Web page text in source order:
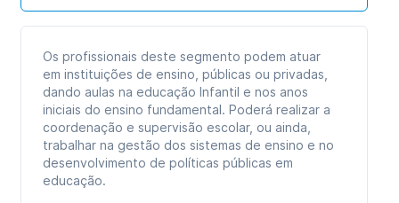
Os profissionais deste segmento podem atuar
em instituições de ensino, públicas ou privadas,
dando aulas na educação Infantil e nos anos
iniciais do ensino fundamental. Poderá realizar a
coordenação e supervisão escolar, ou ainda,
trabalhar na gestão dos sistemas de ensino e no
desenvolvimento de políticas públicas em
educação.